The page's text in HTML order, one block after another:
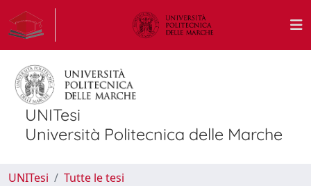
UNITesi
Università Politecnica delle Marche
UNITesi
Tutte le tesi